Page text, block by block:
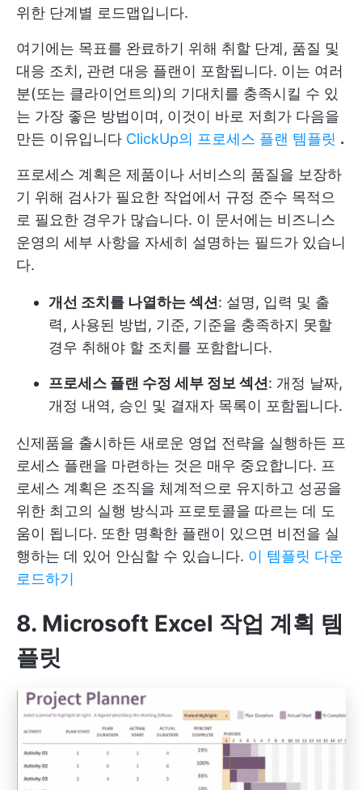
위한 단계별 로드맵입니다.
여기에는 목표를 완료하기 위해 취할 단계, 품질 및
대응 조치, 관련 대응 플랜이 포함됩니다. 이는 여러
분(또는 클라이언트의)의 기대치를 충족시킬 수 있
는 가장 좋은 방법이며, 이것이 바로 저희가 다음을
만든 이유입니다 ClickUp의 프로세스 플랜 템플릿 .
프로세스 계획은 제품이나 서비스의 품질을 보장하
기 위해 검사가 필요한 작업에서 규정 준수 목적으
로 필요한 경우가 많습니다. 이 문서에는 비즈니스
운영의 세부 사항을 자세히 설명하는 필드가 있습니
다.
개선 조치를 나열하는 섹션 : 설명, 입력 및 출
력, 사용된 방법, 기준, 기준을 충족하지 못할
경우 취해야 할 조치를 포함합니다.
프로세스 플랜 수정 세부 정보 섹션 : 개정 날짜,
개정 내역, 승인 및 결재자 목록이 포함됩니다.
신제품을 출시하든 새로운 영업 전략을 실행하든 프
로세스 플랜을 마련하는 것은 매우 중요합니다. 프
로세스 계획은 조직을 체계적으로 유지하고 성공을
위한 최고의 실행 방식과 프로토콜을 따르는 데 도
움이 됩니다. 또한 명확한 플랜이 있으면 비전을 실
행하는 데 있어 안심할 수 있습니다. 이 템플릿 다운
로드하기
8. Microsoft Excel 작업 계획 템
플릿